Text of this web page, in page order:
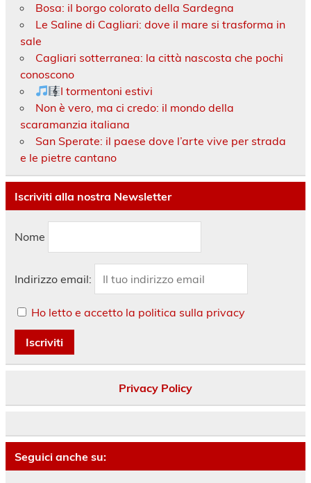
Bosa: il borgo colorato della Sardegna
Le Saline di Cagliari: dove il mare si trasforma in
sale
Cagliari sotterranea: la città nascosta che pochi
conoscono
I tormentoni estivi
Non è vero, ma ci credo: il mondo della
scaramanzia italiana
San Sperate: il paese dove l’arte vive per strada
e le pietre cantano
Iscriviti alla nostra Newsletter
Nome
Indirizzo email:
Ho letto e accetto la politica sulla privacy
Privacy Policy
Seguici anche su: